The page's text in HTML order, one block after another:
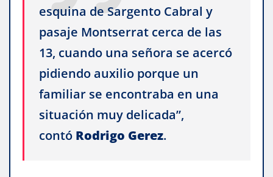
esquina de Sargento Cabral y
pasaje Montserrat cerca de las
13, cuando una señora se acercó
pidiendo auxilio porque un
familiar se encontraba en una
situación muy delicada”,
contó Rodrigo Gerez.